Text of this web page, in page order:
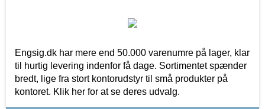
Engsig.dk har mere end 50.000 varenumre på lager, klar
til hurtig levering indenfor få dage. Sortimentet spænder
bredt, lige fra stort kontorudstyr til små produkter på
kontoret. Klik her for at se deres udvalg.